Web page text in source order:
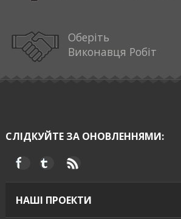
Оберіть
Виконавця Робіт
СЛІДКУЙТЕ ЗА ОНОВЛЕННЯМИ:
НАШІ ПРОЕКТИ